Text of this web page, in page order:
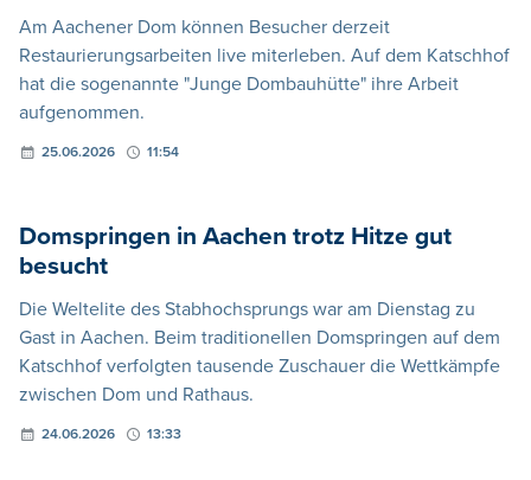
Am Aachener Dom können Besucher derzeit
Restaurierungsarbeiten live miterleben. Auf dem Katschhof
hat die sogenannte "Junge Dombauhütte" ihre Arbeit
aufgenommen.
25.06.2026 11:54
Domspringen in Aachen trotz Hitze gut
besucht
Die Weltelite des Stabhochsprungs war am Dienstag zu
Gast in Aachen. Beim traditionellen Domspringen auf dem
Katschhof verfolgten tausende Zuschauer die Wettkämpfe
zwischen Dom und Rathaus.
24.06.2026 13:33